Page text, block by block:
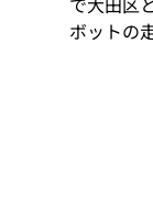
ボットの